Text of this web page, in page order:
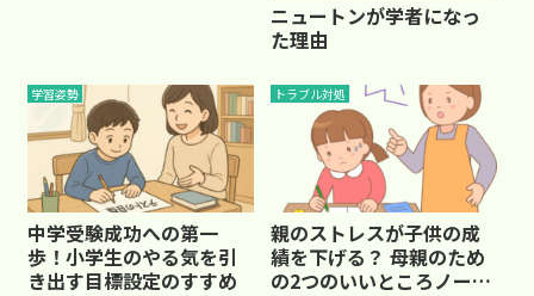
ニュートンが学者になっ
た理由
学習姿勢
中学受験成功への第一
歩！小学生のやる気を引
き出す目標設定のすすめ
トラブル対処
親のストレスが子供の成
績を下げる？ 母親のため
の2つのいいところノート